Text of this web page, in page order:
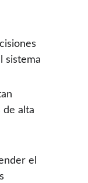
sistema
de alta
el